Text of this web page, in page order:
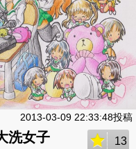
2013-03-09 22:33:48投稿
洗女子
13